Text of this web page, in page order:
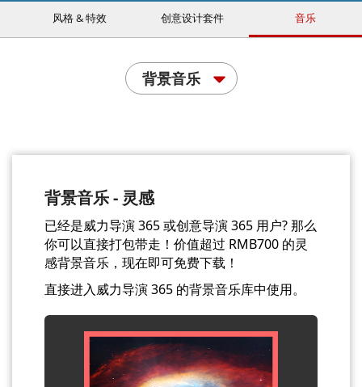
风格 & 特效 创意设计套件 音乐
背景音乐
背景音乐 - 灵感
已经是威力导演 365 或创意导演 365 用户? 那么
你可以直接打包带走！价值超过 RMB700 的灵
感背景音乐，现在即可免费下载！
直接进入威力导演 365 的背景音乐库中使用。